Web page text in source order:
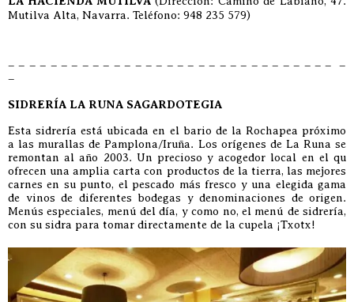
Mutilva Alta, Navarra. Teléfono: 948 235 579)
– – – – – – – – – – – – – – – – – – – – – – – – – – – – – – – –
–
SIDRERÍA LA RUNA SAGARDOTEGIA
Esta sidrería está ubicada en el bario de la Rochapea próximo
a las murallas de Pamplona/Iruña. Los orígenes de La Runa se
remontan al año 2003. Un precioso y acogedor local en el qu
ofrecen una amplia carta con productos de la tierra, las mejores
carnes en su punto, el pescado más fresco y una elegida gama
de vinos de diferentes bodegas y denominaciones de origen.
Menús especiales, menú del día, y como no, el menú de sidrería,
con su sidra para tomar directamente de la cupela ¡Txotx!